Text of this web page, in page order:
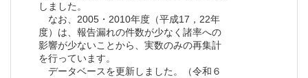
しました。
なお、2005・2010年度（平成17，22年
度）は、報告漏れの件数が少なく諸率への
影響が少ないことから、実数のみの再集計
を行っています。
データベースを更新しました。（令和６